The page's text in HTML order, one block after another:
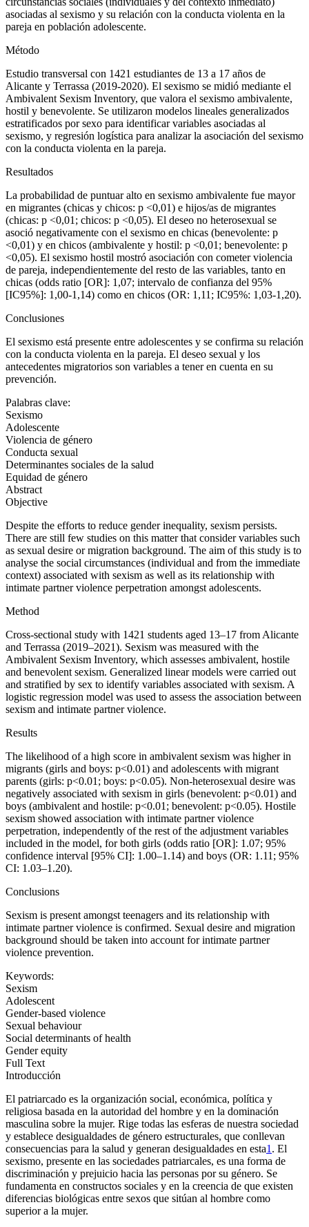
asociadas al sexismo y su relación con la conducta violenta en la
pareja en población adolescente.
Método
Estudio transversal con 1421 estudiantes de 13 a 17 años de
Alicante y Terrassa (2019-2020). El sexismo se midió mediante el
Ambivalent Sexism Inventory, que valora el sexismo ambivalente,
hostil y benevolente. Se utilizaron modelos lineales generalizados
estratificados por sexo para identificar variables asociadas al
sexismo, y regresión logística para analizar la asociación del sexismo
con la conducta violenta en la pareja.
Resultados
La probabilidad de puntuar alto en sexismo ambivalente fue mayor
en migrantes (chicas y chicos: p <0,01) e hijos/as de migrantes
(chicas: p <0,01; chicos: p <0,05). El deseo no heterosexual se
asoció negativamente con el sexismo en chicas (benevolente: p
<0,01) y en chicos (ambivalente y hostil: p <0,01; benevolente: p
<0,05). El sexismo hostil mostró asociación con cometer violencia
de pareja, independientemente del resto de las variables, tanto en
chicas (odds ratio [OR]: 1,07; intervalo de confianza del 95%
[IC95%]: 1,00-1,14) como en chicos (OR: 1,11; IC95%: 1,03-1,20).
Conclusiones
El sexismo está presente entre adolescentes y se confirma su relación
con la conducta violenta en la pareja. El deseo sexual y los
antecedentes migratorios son variables a tener en cuenta en su
prevención.
Palabras clave:
Sexismo
Adolescente
Violencia de género
Conducta sexual
Determinantes sociales de la salud
Equidad de género
Abstract
Objective
Despite the efforts to reduce gender inequality, sexism persists.
There are still few studies on this matter that consider variables such
as sexual desire or migration background. The aim of this study is to
analyse the social circumstances (individual and from the immediate
context) associated with sexism as well as its relationship with
intimate partner violence perpetration amongst adolescents.
Method
Cross-sectional study with 1421 students aged 13–17 from Alicante
and Terrassa (2019–2021). Sexism was measured with the
Ambivalent Sexism Inventory, which assesses ambivalent, hostile
and benevolent sexism. Generalized linear models were carried out
and stratified by sex to identify variables associated with sexism. A
logistic regression model was used to assess the association between
sexism and intimate partner violence.
Results
The likelihood of a high score in ambivalent sexism was higher in
migrants (girls and boys: p<0.01) and adolescents with migrant
parents (girls: p<0.01; boys: p<0.05). Non-heterosexual desire was
negatively associated with sexism in girls (benevolent: p<0.01) and
boys (ambivalent and hostile: p<0.01; benevolent: p<0.05). Hostile
sexism showed association with intimate partner violence
perpetration, independently of the rest of the adjustment variables
included in the model, for both girls (odds ratio [OR]: 1.07; 95%
confidence interval [95% CI]: 1.00–1.14) and boys (OR: 1.11; 95%
CI: 1.03–1.20).
Conclusions
Sexism is present amongst teenagers and its relationship with
intimate partner violence is confirmed. Sexual desire and migration
background should be taken into account for intimate partner
violence prevention.
Keywords:
Sexism
Adolescent
Gender-based violence
Sexual behaviour
Social determinants of health
Gender equity
Full Text
Introducción
El patriarcado es la organización social, económica, política y
religiosa basada en la autoridad del hombre y en la dominación
masculina sobre la mujer. Rige todas las esferas de nuestra sociedad
y establece desigualdades de género estructurales, que conllevan
consecuencias para la salud y generan desigualdades en esta1 . El
sexismo, presente en las sociedades patriarcales, es una forma de
discriminación y prejuicio hacia las personas por su género. Se
fundamenta en constructos sociales y en la creencia de que existen
diferencias biológicas entre sexos que sitúan al hombre como
superior a la mujer.